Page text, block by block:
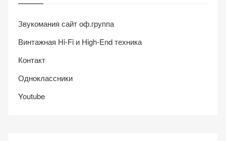
Звукомания сайт оф.группа
Винтажная Hi-Fi и High-End техника
Контакт
Одноклассники
Youtube